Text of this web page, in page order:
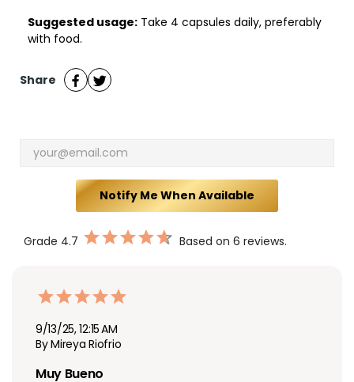
Suggested usage: Take 4 capsules daily, preferably
with food.
Share
Notify Me When Available
Grade 4.7 Based on 6 reviews.
9/13/25, 12:15 AM
By Mireya Riofrio
Muy Bueno